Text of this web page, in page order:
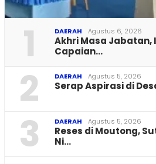
1 DAERAH Agustus 6, 2026
Akhri Masa Jabatan,
Capaian…
2 DAERAH Agustus 5, 2026
Serap Aspirasi di
3 DAERAH Agustus 5, 2026
Reses di Moutong,
Ni…